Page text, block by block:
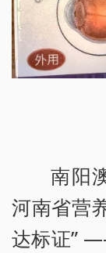
南阳
河南省营
达标证”